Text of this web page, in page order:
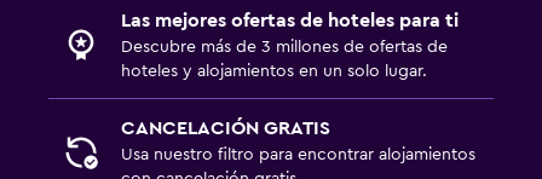
TV de pantalla plana
TV por cable o vía satélite
Las mejores ofertas de hoteles para ti
Descubre más de 3 millones de ofertas de
hoteles y alojamientos en un solo lugar.
CANCELACIÓN GRATIS
Usa nuestro filtro para encontrar alojamientos